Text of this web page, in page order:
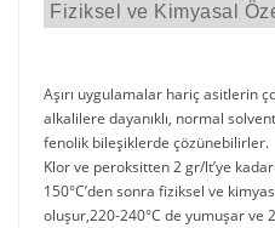
Fiziksel ve Kimyasal
Aşırı uygulamalar hariç asitlerin
alkalilere dayanıklı, normal
fenolik bileşiklerde çözünebilirler.
Klor ve peroksitten 2 gr/lt’ye
150°C’den sonra fiziksel ve
oluşur,220-240°C de yumuşar ve